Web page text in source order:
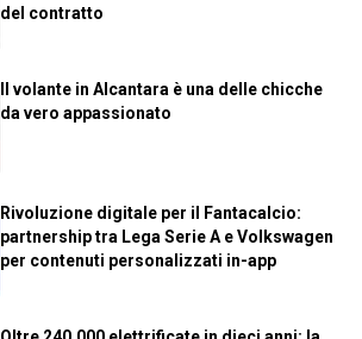
del contratto
Il volante in Alcantara è una delle chicche
da vero appassionato
Rivoluzione digitale per il Fantacalcio:
partnership tra Lega Serie A e Volkswagen
per contenuti personalizzati in-app